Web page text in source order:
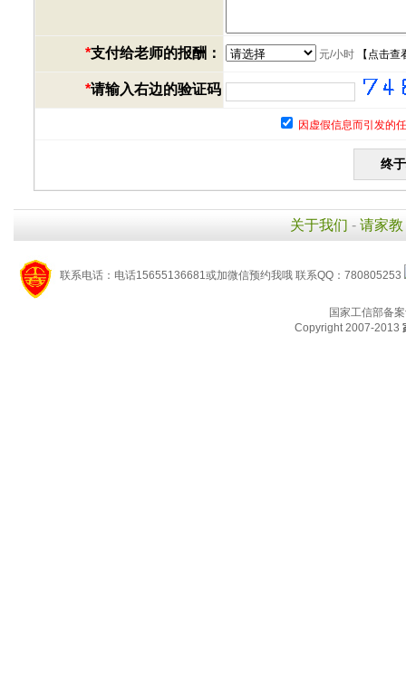
*支付给老师的报酬： 元/小时【 点击查
*请输入右边的验证码
因虚假信息而引发的
关于我们 - 请家教
联系电话：电话15655136681或加微信预约我哦 联系QQ：780805253
国家工信部备
Copyright 2007-2013